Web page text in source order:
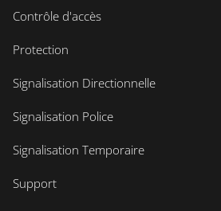
Contrôle d'accès
Protection
Signalisation Directionnelle
Signalisation Police
Signalisation Temporaire
Support